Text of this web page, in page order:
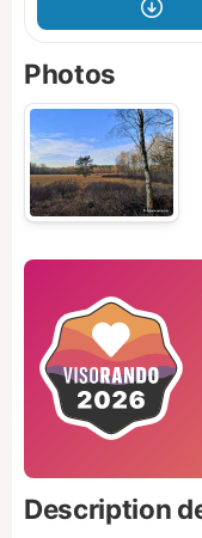
Photos
Description